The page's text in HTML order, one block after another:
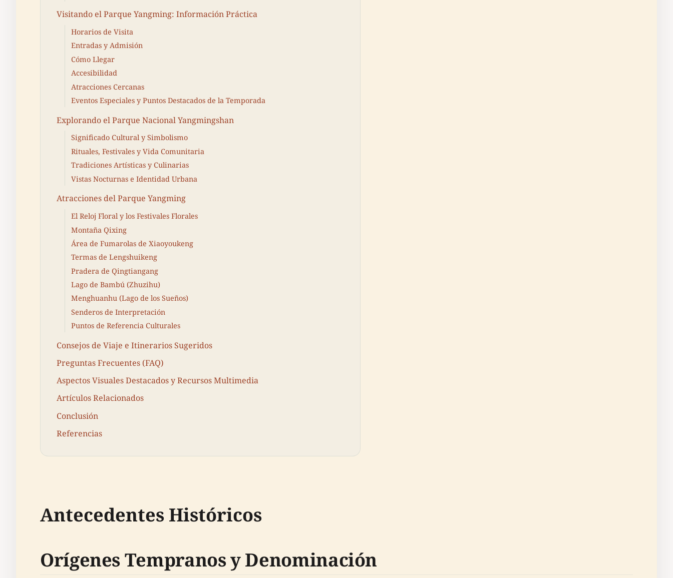
Visitando el Parque Yangming: Información Práctica
Horarios de Visita
Entradas y Admisión
Cómo Llegar
Accesibilidad
Atracciones Cercanas
Eventos Especiales y Puntos Destacados de la Temporada
Explorando el Parque Nacional Yangmingshan
Significado Cultural y Simbolismo
Rituales, Festivales y Vida Comunitaria
Tradiciones Artísticas y Culinarias
Vistas Nocturnas e Identidad Urbana
Atracciones del Parque Yangming
El Reloj Floral y los Festivales Florales
Montaña Qixing
Área de Fumarolas de Xiaoyoukeng
Termas de Lengshuikeng
Pradera de Qingtiangang
Lago de Bambú (Zhuzihu)
Menghuanhu (Lago de los Sueños)
Senderos de Interpretación
Puntos de Referencia Culturales
Consejos de Viaje e Itinerarios Sugeridos
Preguntas Frecuentes (FAQ)
Aspectos Visuales Destacados y Recursos Multimedia
Artículos Relacionados
Conclusión
Referencias
Antecedentes Históricos
Orígenes Tempranos y Denominación